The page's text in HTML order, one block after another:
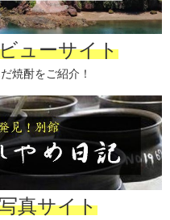
ューサイト
焼酎をご紹介！
真サイト